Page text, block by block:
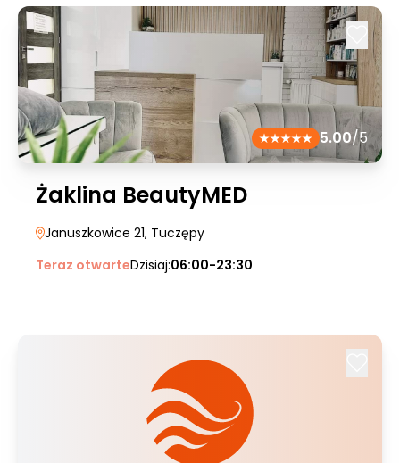
5.00/5
Żaklina BeautyMED
Januszkowice 21, Tuczępy
Teraz otwarteDzisiaj:06:00-23:30